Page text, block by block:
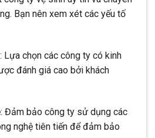
Bạn nên xem xét các yếu tố
Lựa chọn các công ty có kinh
đánh giá cao bởi khách
Đảm bảo công ty sử dụng các
nghệ tiên tiến để đảm bảo